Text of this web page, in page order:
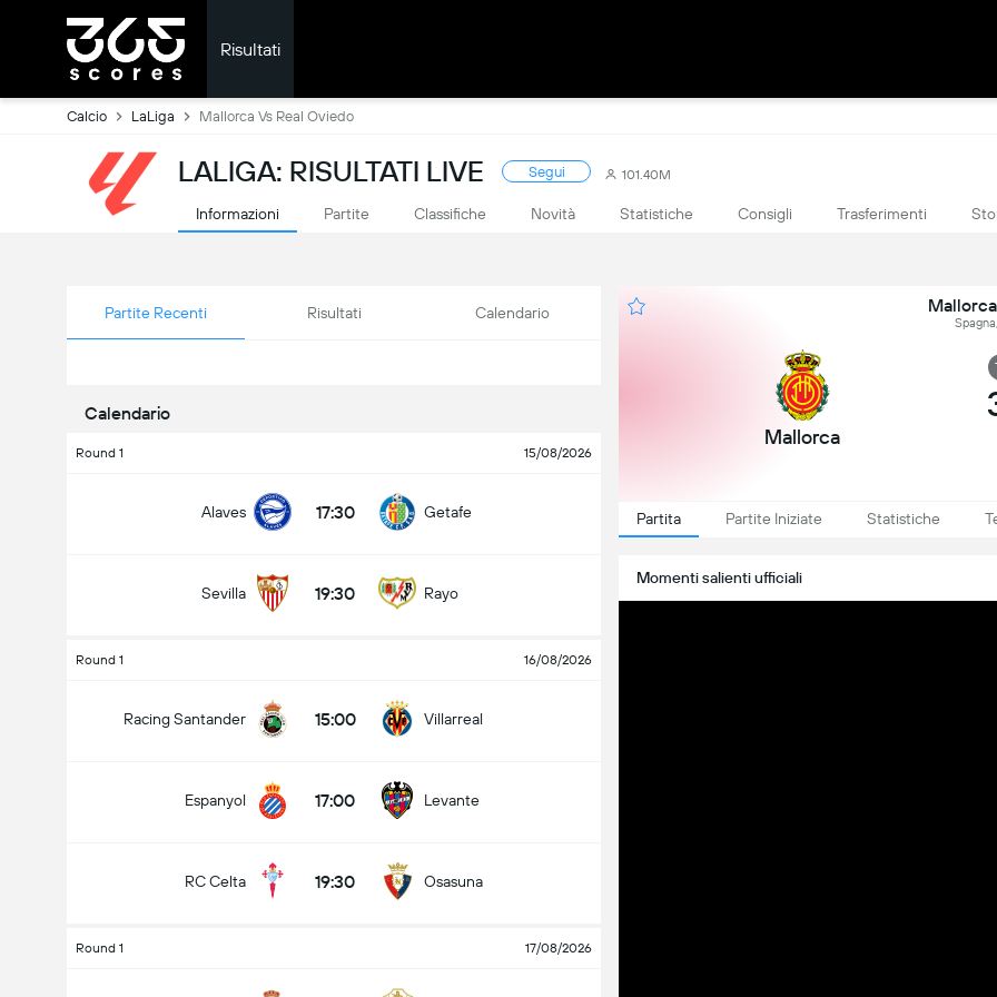
Risultati
Calcio LaLiga Mallorca Vs Real Oviedo
LALIGA: RISULTATI LIVE Segui 101.40M
Informazioni Partite Classifiche Novità Statistiche Consigli Trasferimenti
Partite Recenti Risultati Calendario
Calendario
Round 1 15/08/2026
Alaves 17:30 Getafe
Sevilla 19:30 Rayo
Round 1 16/08/2026
Racing Santander 15:00 Villarreal
Espanyol 17:00 Levante
RC Celta 19:30 Osasuna
Round 1 17/08/2026
Mallorca
Partita Partite Iniziate Statistiche
Momenti salienti ufficiali